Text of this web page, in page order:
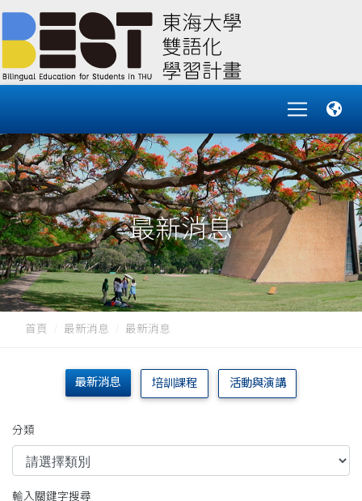
最新消息
首頁 最新消息 最新消息
最新消息 培訓課程 活動與演講
分類
輸入關鍵字搜尋